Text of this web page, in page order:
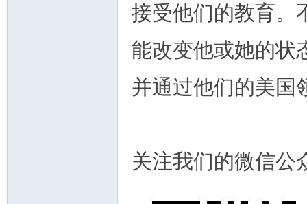
接受他们的教育。
能改变他或她的状
并通过他们的美国
关注我们的微信公